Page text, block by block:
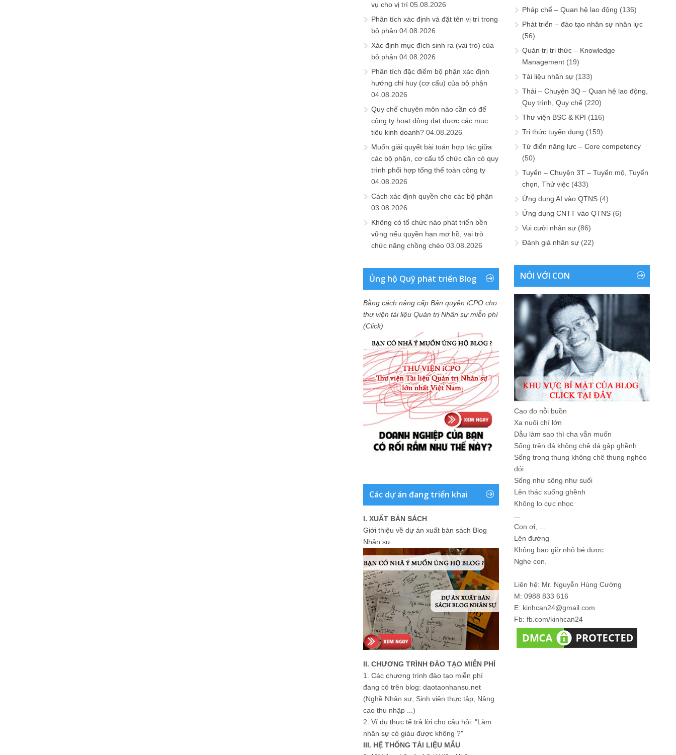
vụ cho vị trí 05.08.2026
Phân tích xác định và đặt tên vị trí trong
bộ phận 04.08.2026
Xác định mục đích sinh ra (vai trò) của
bộ phận 04.08.2026
Phân tích đặc điểm bộ phận xác định
hướng chỉ huy (cơ cấu) của bộ phận
04.08.2026
Quy chế chuyên môn nào cần có để
công ty hoạt động đạt được các mục
tiêu kinh doanh? 04.08.2026
Muốn giải quyết bài toán hợp tác giữa
các bộ phận, cơ cấu tổ chức cần có quy
trình phối hợp tổng thể toàn công ty
04.08.2026
Cách xác định quyền cho các bộ phận
03.08.2026
Không có tổ chức nào phát triển bền
vững nếu quyền hạn mơ hồ, vai trò
chức năng chồng chéo 03.08.2026
Ủng hộ Quỹ phát triển Blog
Bằng cách nâng cấp Bản quyền iCPO cho
thư viện tài liệu Quản trị Nhân sự miễn phí
(Click)
Các dự án đang triển khai
I. XUẤT BẢN SÁCH
Giới thiệu về dự án xuất bản sách Blog
Nhân sự
II. CHƯƠNG TRÌNH ĐÀO TẠO MIỄN PHÍ
1. Các chương trình đào tạo miễn phí
đang có trên blog: daotaonhansu.net
(Nghề Nhân sự, Sinh viên thực tập, Nâng
cao thu nhập ...)
2. Ví dụ thực tế trả lời cho câu hỏi: "Làm
nhân sự có giàu được không ?"
III. HỆ THỐNG TÀI LIỆU MẪU
Pháp chế – Quan hệ lao động (136)
Phát triển – đào tạo nhân sự nhân lực
(56)
Quản trị tri thức – Knowledge
Management (19)
Tài liệu nhân sự (133)
Thải – Chuyện 3Q – Quan hệ lao động,
Quy trình, Quy chế (220)
Thư viện BSC & KPI (116)
Tri thức tuyển dụng (159)
Từ điển năng lực – Core competency
(50)
Tuyển – Chuyện 3T – Tuyển mộ, Tuyển
chọn, Thử việc (433)
Ứng dụng AI vào QTNS (4)
Ứng dụng CNTT vào QTNS (6)
Vui cười nhân sự (86)
Đánh giá nhân sự (22)
NÓI VỚI CON
Cao đo nỗi buồn
Xa nuôi chí lớn
Dẫu làm sao thì cha vẫn muốn
Sống trên đá không chê đá gập ghềnh
Sống trong thung không chê thung nghèo
đói
Sống như sông như suối
Lên thác xuống ghềnh
Không lo cực nhọc
Con ơi, ...
Lên đường
Không bao giờ nhỏ bé được
Nghe con.
Liên hệ: Mr. Nguyễn Hùng Cường
M: 0988 833 616
E: kinhcan24@gmail.com
Fb: fb.com/kinhcan24